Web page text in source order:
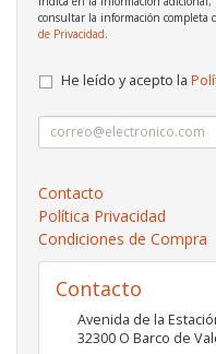
consultar la información completa
de Privacidad
He leído y acepto la
Contacto
Política Privacidad
Condiciones de Compra
Contacto
Avenida de la
32300 O Barco de